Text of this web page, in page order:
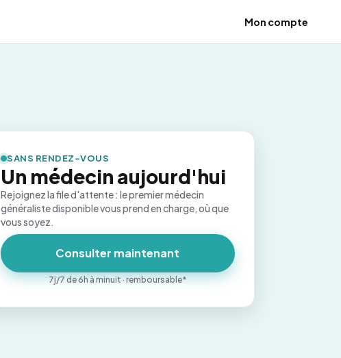
Mon compte
SANS RENDEZ-VOUS
Un médecin aujourd'hui
Rejoignez la file d'attente : le premier médecin
généraliste disponible vous prend en charge, où que
vous soyez.
Consulter maintenant
7j/7 de 6h à minuit · remboursable*